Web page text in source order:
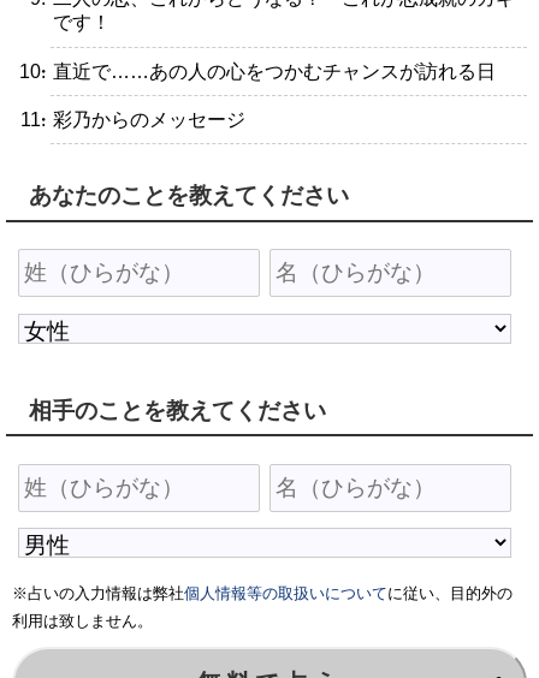
です！
・直近で……あの人の心をつかむチャンスが訪れる日
・彩乃からのメッセージ
あなたのことを教えてください
相手のことを教えてください
※占いの入力情報は弊社個人情報等の取扱いについてに従い、目的外の
利用は致しません。